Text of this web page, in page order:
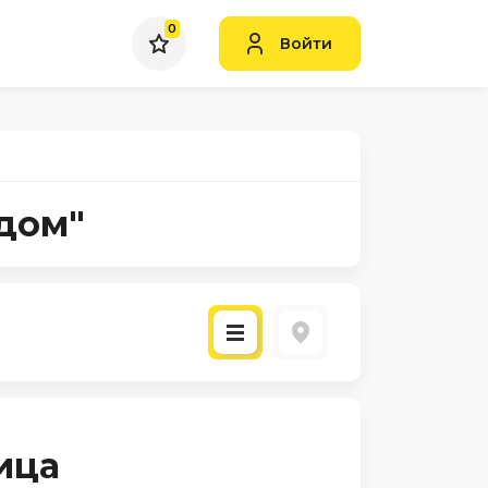
0
Войти